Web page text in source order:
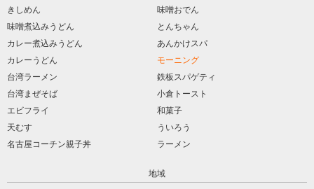
きしめん
味噌煮込みうどん
カレー煮込みうどん
カレーうどん
台湾ラーメン
台湾まぜそば
エビフライ
天むす
名古屋コーチン親子丼
味噌おでん
とんちゃん
あんかけスパ
モーニング
鉄板スパゲティ
小倉トースト
和菓子
ういろう
ラーメン
地域